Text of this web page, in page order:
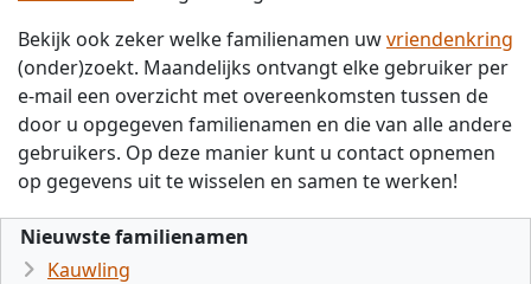
Bekijk ook zeker welke familienamen uwvriendenkring
(onder)zoekt. Maandelijks ontvangt elke gebruiker per
e-mail een overzicht met overeenkomsten tussen de
door u opgegeven familienamen en die van alle andere
gebruikers. Op deze manier kunt u contact opnemen
op gegevens uit te wisselen en samen te werken!
Nieuwste familienamen
Kauwling